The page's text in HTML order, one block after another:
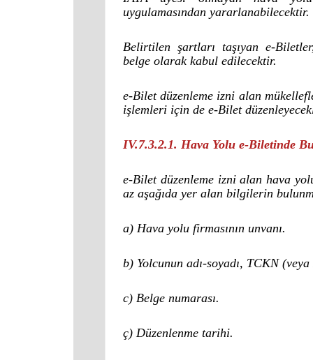
uygulamasından yararlanabilecektir.
Belirtilen şartları taşıyan e-
belge olarak kabul edilecektir.
e-Bilet düzenleme izni alan
işlemleri için de e-Bilet
IV.7.3.2.1. Hava Yolu e-Biletinde
e-Bilet düzenleme izni alan hava
az aşağıda yer alan bilgilerin
a) Hava yolu firmasının unvanı.
b) Yolcunun adı-soyadı, TCKN
c) Belge numarası.
ç) Düzenlenme tarihi.